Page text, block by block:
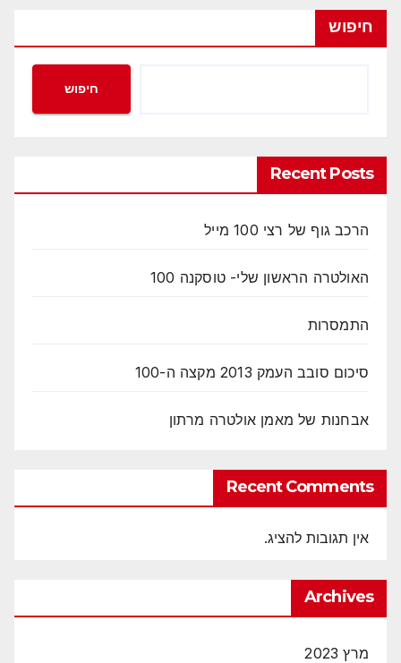
חיפוש
חיפוש
Recent Posts
הרכב גוף של רצי 100 מייל
האולטרה הראשון שלי- טוסקנה 100
התמסרות
סיכום סובב העמק 2013 מקצה ה-100
אבחנות של מאמן אולטרה מרתון
Recent Comments
אין תגובות להציג.
Archives
מרץ 2023